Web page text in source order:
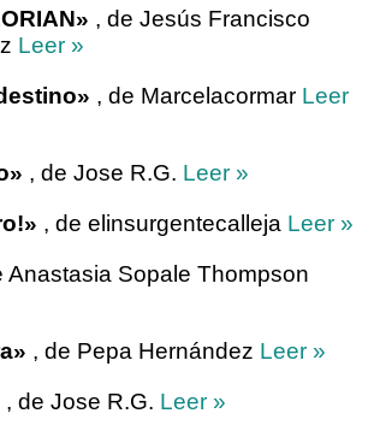
, de Jesús Francisco
Leer »
, de Marcelacormar Leer
, de Jose R.G. Leer »
, de elinsurgentecalleja Leer »
Anastasia Sopale Thompson
, de Pepa Hernández Leer »
, de Jose R.G. Leer »